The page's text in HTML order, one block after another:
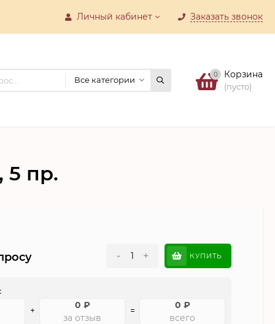
Личный кабинет Заказать звонок
Все категории
0 Корзина
(пусто)
5 пр.
- + КУПИТЬ
+ 0 ₽
за отзыв
= 0 ₽
всего